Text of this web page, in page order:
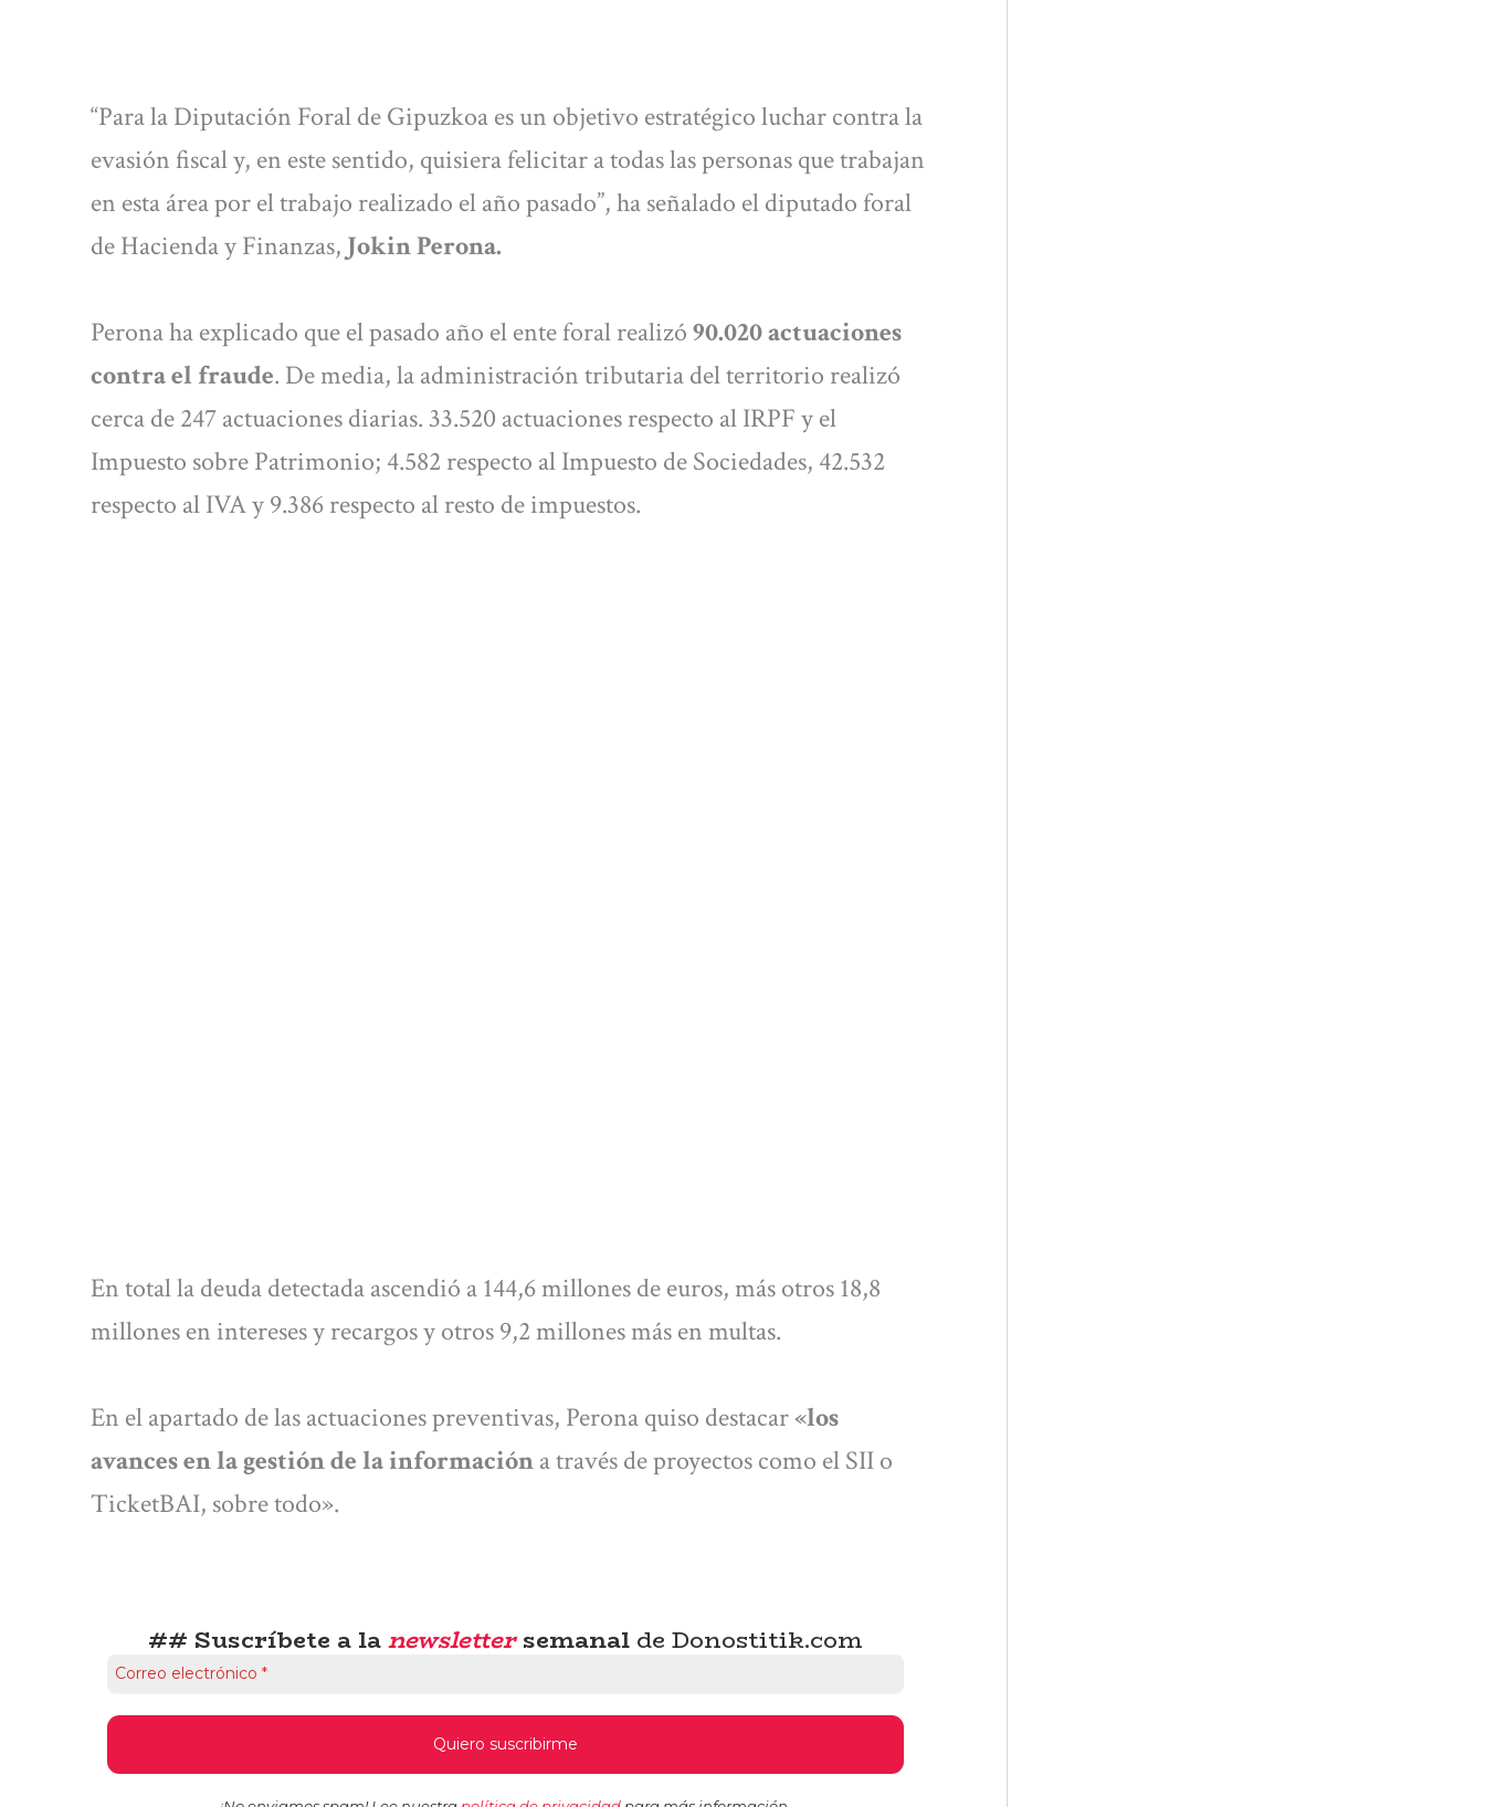
“Para la Diputación Foral de Gipuzkoa es un objetivo estratégico luchar contra la
evasión fiscal y, en este sentido, quisiera felicitar a todas las personas que trabajan
en esta área por el trabajo realizado el año pasado”, ha señalado el diputado foral
de Hacienda y Finanzas, Jokin Perona.
Perona ha explicado que el pasado año el ente foral realizó90.020 actuaciones
contra el fraude. De media, la administración tributaria del territorio realizó
cerca de 247 actuaciones diarias. 33.520 actuaciones respecto al IRPF y el
Impuesto sobre Patrimonio; 4.582 respecto al Impuesto de Sociedades, 42.532
respecto al IVA y 9.386 respecto al resto de impuestos.
En total la deuda detectada ascendió a 144,6 millones de euros, más otros 18,8
millones en intereses y recargos y otros 9,2 millones más en multas.
En el apartado de las actuaciones preventivas, Perona quiso destacar«los
avances en la gestión de la informacióna través de proyectos como el SII o
TicketBAI, sobre todo».
## Suscríbete a lanewslettersemanal de Donostitik.com